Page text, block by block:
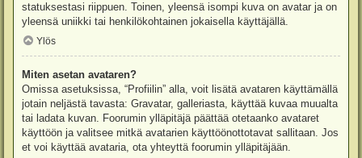
statuksestasi riippuen. Toinen, yleensä isompi kuva on avatar ja on
yleensä uniikki tai henkilökohtainen jokaisella käyttäjällä.
Ylös
Miten asetan avataren?
Omissa asetuksissa, “Profiilin” alla, voit lisätä avataren käyttämällä
jotain neljästä tavasta: Gravatar, galleriasta, käyttää kuvaa muualta
tai ladata kuvan. Foorumin ylläpitäjä päättää otetaanko avataret
käyttöön ja valitsee mitkä avatarien käyttöönottotavat sallitaan. Jos
et voi käyttää avataria, ota yhteyttä foorumin ylläpitäjään.